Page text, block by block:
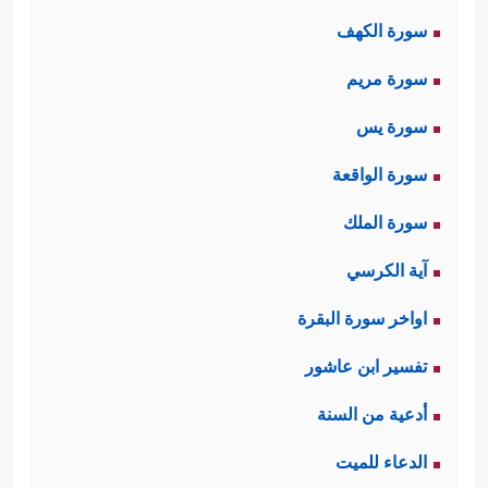
الأعمى؛ إذ جاء إلى النبيّ
يسأله في أمور دينه، فأعرَضَ عنه النبيُّ
ﷺ، وانشغل بغيره من كبراء القوم،
وكان هذا اجتهادًا منه
بهؤلاء الدعوة ويُقوِّي من عُودها، وليدفع
عن أصحابه شرَّ ما يتعرّضون له على
عاتبه على ذلك، مبيّنًا لقاعدةٍ مبدئيَّةٍ من
قواعد التعامل مع الناس
﴿١﴾
أَن جَاۤءَهُ ٱلۡأَعۡمَىٰ
سورة الكهف
سورة مريم
سورة يس
سورة الواقعة
سورة الملك
آية الكرسي
اواخر سورة البقرة
تفسير ابن عاشور
أدعية من السنة
الدعاء للميت